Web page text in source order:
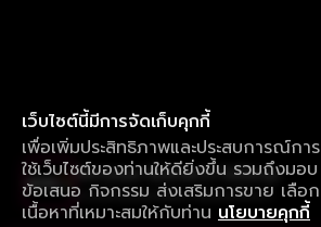
เว็บไซต์นี้มีการจัดเก็บคุกกี้
เพื่อเพิ่มประสิทธิภาพและประสบการณ์การ
ใช้เว็บไซต์ของท่านให้ดียิ่งขึ้น รวมถึงมอบ
ข้อเสนอ กิจกรรม ส่งเสริมการขาย เลือก
เนื้อหาที่เหมาะสมให้กับท่าน นโยบายคุกกี้
ใช้งานแอป ลื่นไหลกว่า ไม่มีสะดุด
ดาวน์โหลดแอปเพื่อการรับชมที่ดีกว่า